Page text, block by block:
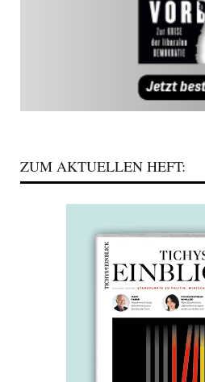
ZUM AKTUELLEN HEFT: